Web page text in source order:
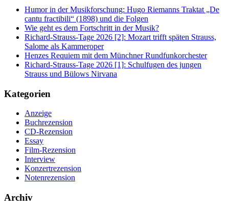
Humor in der Musikforschung: Hugo Riemanns Traktat „De
cantu fractibili“ (1898) und die Folgen
Wie geht es dem Fortschritt in der Musik?
Richard-Strauss-Tage 2026 [2]: Mozart trifft späten Strauss,
Salome als Kammeroper
Henzes Requiem mit dem Münchner Rundfunkorchester
Richard-Strauss-Tage 2026 [1]: Schulfugen des jungen
Strauss und Bülows Nirvana
Kategorien
Anzeige
Buchrezension
CD-Rezension
Essay
Film-Rezension
Interview
Konzertrezension
Notenrezension
Archiv